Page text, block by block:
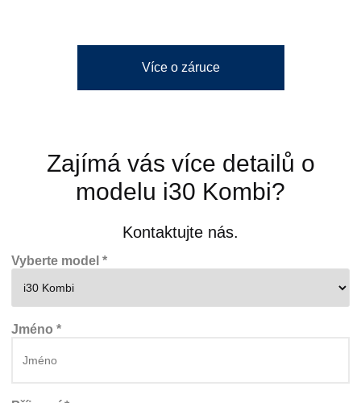
Více o záruce
Zajímá vás více detailů o
modelu i30 Kombi?
Kontaktujte nás.
Vyberte model *
Jméno *